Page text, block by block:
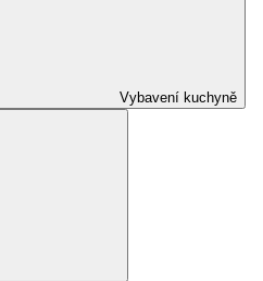
Vybavení kuchyně